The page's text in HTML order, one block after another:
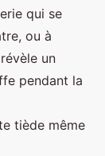
qui se
ou à
un
pendant la
tiède même